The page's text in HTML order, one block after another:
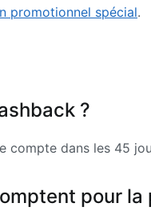
promotionnel spécial.
?
compte dans les 45
pour la